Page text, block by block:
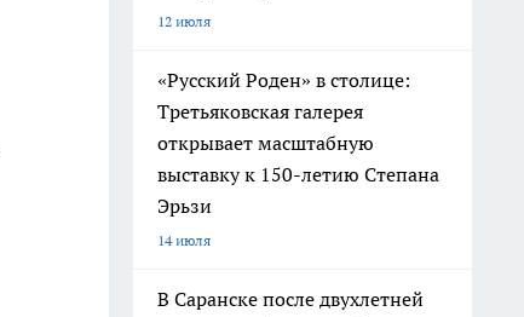
12 июля
«Русский Роден» в столице:
Третьяковская галерея
открывает масштабную
выставку к 150-летию Степана
Эрьзи
14 июля
В Саранске после двухлетней